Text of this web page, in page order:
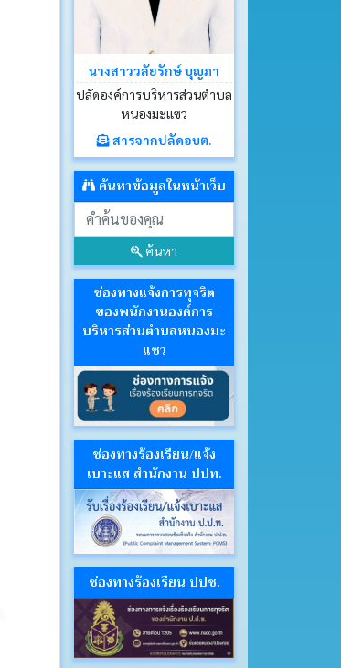
นางสาววลัยรักษ์ บุญภา
ปลัดองค์การบริหารส่วนตำบล
หนองมะแซว
สารจากปลัดอบต.
ค้นหาข้อมูลในหน้าเว็บ
ค้นหา
ช่องทางแจ้งการทุจริต
ของพนักงานองค์การ
บริหารส่วนตำบลหนองมะ
แซว
ช่องทางร้องเรียน/แจ้ง
เบาะแส สำนักงาน ปปท.
ช่องทางร้องเรียน ปปช.